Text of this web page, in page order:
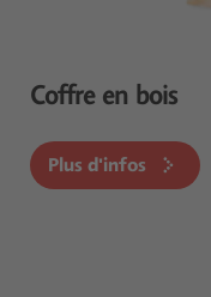
Coffre en bois
Plus d'infos